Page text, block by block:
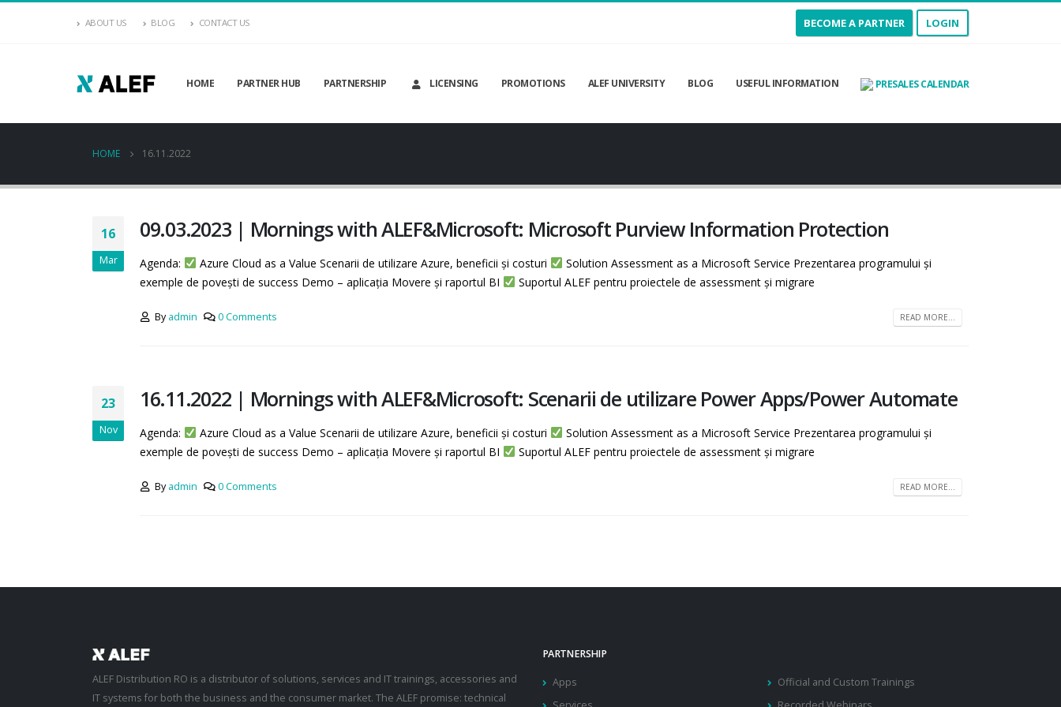
ABOUT US BLOG CONTACT US BECOME A PARTNER LOGIN
HOME PARTNER HUB PARTNERSHIP LICENSING PROMOTIONS ALEF UNIVERSITY BLOG USEFUL INFORMATION PRESALES CALENDAR
HOME 16.11.2022
16
Mar
09.03.2023 | Mornings with ALEF&Microsoft: Microsoft Purview Information Protection
Agenda: Azure Cloud as a Value Scenarii de utilizare Azure, beneficii și costuri
Solution Assessment as a Microsoft Service Prezentarea programului și
exemple de povești de success Demo – aplicația Movere și raportul BI
Suportul ALEF pentru proiectele de assessment și migrare
Byadmin 0 Comments READ MORE...
23
Nov
16.11.2022 | Mornings with ALEF&Microsoft: Scenarii de utilizare Power Apps/Power Automate
Agenda: Azure Cloud as a Value Scenarii de utilizare Azure, beneficii și costuri
Solution Assessment as a Microsoft Service Prezentarea programului și
exemple de povești de success Demo – aplicația Movere și raportul BI
Suportul ALEF pentru proiectele de assessment și migrare
Byadmin 0 Comments READ MORE...
ALEF Distribution RO is a distributor of solutions, services and IT trainings, accessories and
IT systems for both the business and the consumer market. The ALEF promise: technical
PARTNERSHIP
Apps
Official and Custom Trainings